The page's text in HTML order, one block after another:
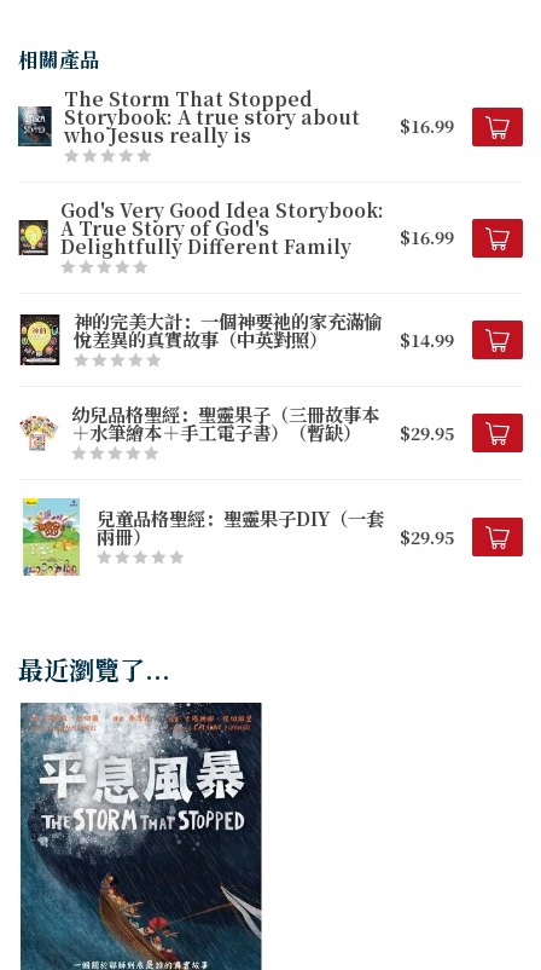
相關產品
The Storm That Stopped
Storybook: A true story about
who Jesus really is $16.99
God's Very Good Idea Storybook:
A True Story of God's
Delightfully Different Family $16.99
神的完美大計：一個神要祂的家充滿愉
悅差異的真實故事（中英對照） $14.99
幼兒品格聖經：聖靈果子（三冊故事本
＋水筆繪本＋手工電子書）（暫缺） $29.95
兒童品格聖經：聖靈果子DIY（一套
兩冊） $29.95
最近瀏覽了...